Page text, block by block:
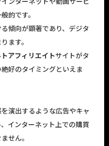
的です。
傾向が顕著であり、デジタ
ます。
アフィリエイトサイトがタ
好のタイミングといえま
演出するような広告やキャ
インターネット上での購買
せん。